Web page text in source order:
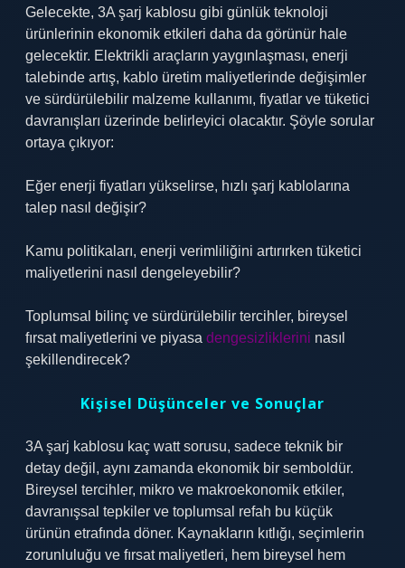
Gelecekte, 3A şarj kablosu gibi günlük teknoloji
ürünlerinin ekonomik etkileri daha da görünür hale
gelecektir. Elektrikli araçların yaygınlaşması, enerji
talebinde artış, kablo üretim maliyetlerinde değişimler
ve sürdürülebilir malzeme kullanımı, fiyatlar ve tüketici
davranışları üzerinde belirleyici olacaktır. Şöyle sorular
ortaya çıkıyor:
Eğer enerji fiyatları yükselirse, hızlı şarj kablolarına
talep nasıl değişir?
Kamu politikaları, enerji verimliliğini artırırken tüketici
maliyetlerini nasıl dengeleyebilir?
Toplumsal bilinç ve sürdürülebilir tercihler, bireysel
fırsat maliyetlerini ve piyasa dengesizliklerini nasıl
şekillendirecek?
Kişisel Düşünceler ve Sonuçlar
3A şarj kablosu kaç watt sorusu, sadece teknik bir
detay değil, aynı zamanda ekonomik bir semboldür.
Bireysel tercihler, mikro ve makroekonomik etkiler,
davranışsal tepkiler ve toplumsal refah bu küçük
ürünün etrafında döner. Kaynakların kıtlığı, seçimlerin
zorunluluğu ve fırsat maliyetleri, hem bireysel hem